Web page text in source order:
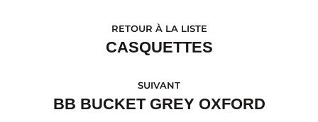
RETOUR À LA LISTE
CASQUETTES
SUIVANT
BB BUCKET GREY OXFORD